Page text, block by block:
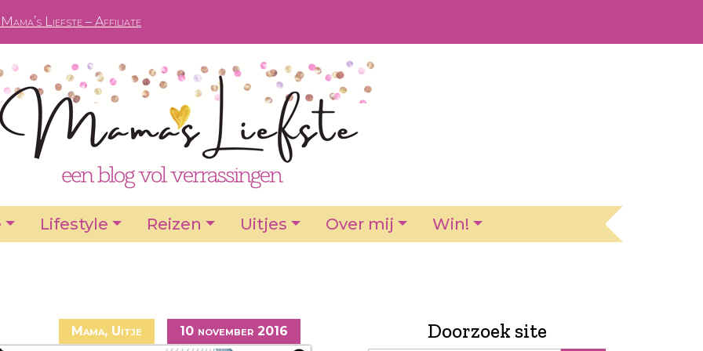
Liefste – Affiliate
Lifestyle Reizen Uitjes Over mij Win!
Mama, Uitje 10 november 2016 Doorzoek site